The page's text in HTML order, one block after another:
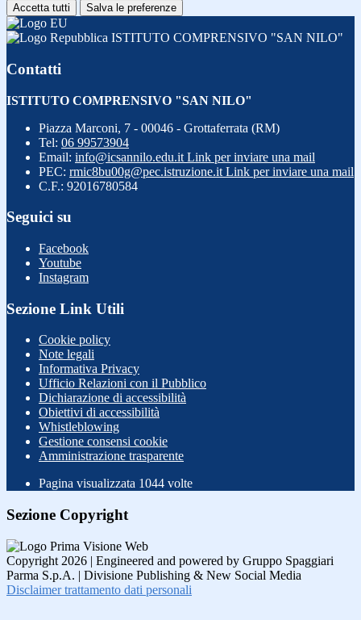
Accetta tutti Salva le preferenze
ISTITUTO COMPRENSIVO "SAN NILO"
Contatti
ISTITUTO COMPRENSIVO "SAN NILO"
Piazza Marconi, 7 - 00046 - Grottaferrata (RM)
Tel: 06 99573904
Email: info@icsannilo.edu.it Link per inviare una mail
PEC: rmic8bu00g@pec.istruzione.it Link per inviare una mail
C.F.: 92016780584
Seguici su
Facebook
Youtube
Instagram
Sezione Link Utili
Cookie policy
Note legali
Informativa Privacy
Ufficio Relazioni con il Pubblico
Dichiarazione di accessibilità
Obiettivi di accessibilità
Whistleblowing
Gestione consensi cookie
Amministrazione trasparente
Pagina visualizzata 1044 volte
Sezione Copyright
Copyright 2026 | Engineered and powered by Gruppo Spaggiari
Parma S.p.A. | Divisione Publishing & New Social Media
Disclaimer trattamento dati personali